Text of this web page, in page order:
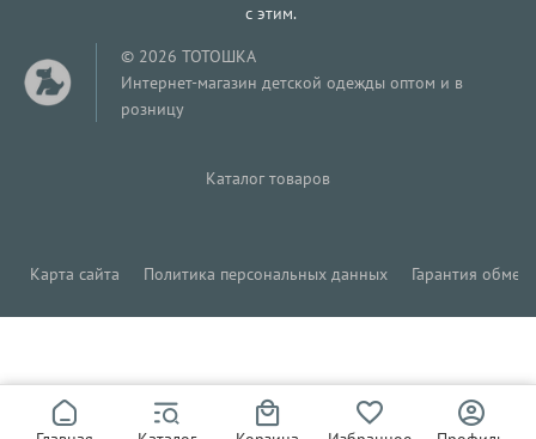
с этим.
© 2026 ТОТОШКА
Интернет-магазин детской одежды оптом и в
розницу
Каталог товаров
Карта сайта Политика персональных данных Гарантия
Р